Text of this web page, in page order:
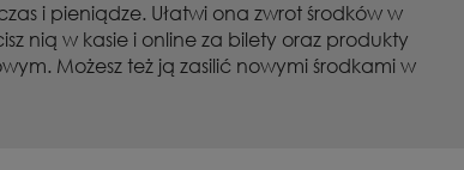
i pieniądze. Ułatwi ona zwrot środków w
nią w kasie i online za bilety oraz produkty
Możesz też ją zasilić nowymi środkami w